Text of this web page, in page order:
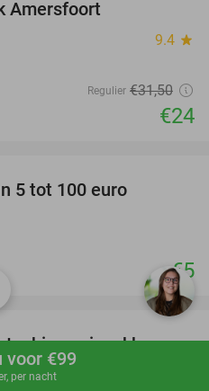
nu
voor €99
per nacht
Amersfoort
9.4 star
Regulier €31,50
€24
5 tot 100 euro
€5
38%
favorite_border
chips, gripsokken en